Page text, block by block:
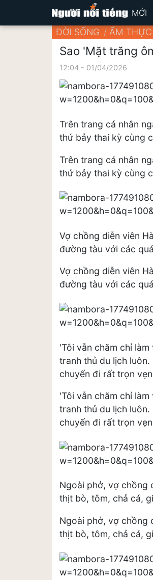
MỚI
ĐỜI SỐNG ẨM THỰC
Sao 'Mặt trăng
12:04 - 01/04/2026
Trên trang cá nhân
thứ bảy thai kỳ cùng
Trên trang cá nhân
thứ bảy thai kỳ cùng
Vợ chồng diễn viên
đường tàu với các
Vợ chồng diễn viên
đường tàu với các
'Tôi vẫn chăm chỉ
tranh thủ du lịch
chuyến đi rất trọn
'Tôi vẫn chăm chỉ
tranh thủ du lịch
chuyến đi rất trọn
Ngoài phở, vợ chồng
thịt bò, tôm, chả cá,
Ngoài phở, vợ chồng
thịt bò, tôm, chả cá,